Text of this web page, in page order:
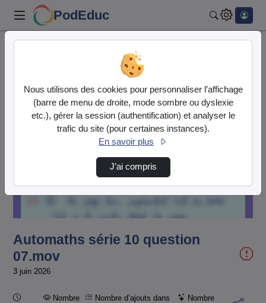
PodEduc
Automaths série 10 question 07.mov
Lire
la
vidéo
Automaths série 10 question
07.mov
3 juin 2026
Durée : Nombre
Nombre d’ajouts dans
Nombre
Nous utilisons des cookies pour personnaliser l’affichage
(barre de menu de droite, mode sombre ou dyslexie
etc.), gérer la session (authentification) et analyser le
trafic du site (pour certaines instances).
En savoir plus
J’ai compris